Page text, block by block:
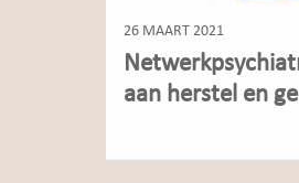
26 MAART 2021
aan herstel en